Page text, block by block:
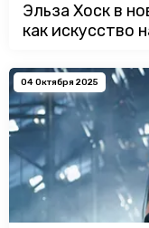
Эльза Хоск в
как искусство
04 Октября 2025